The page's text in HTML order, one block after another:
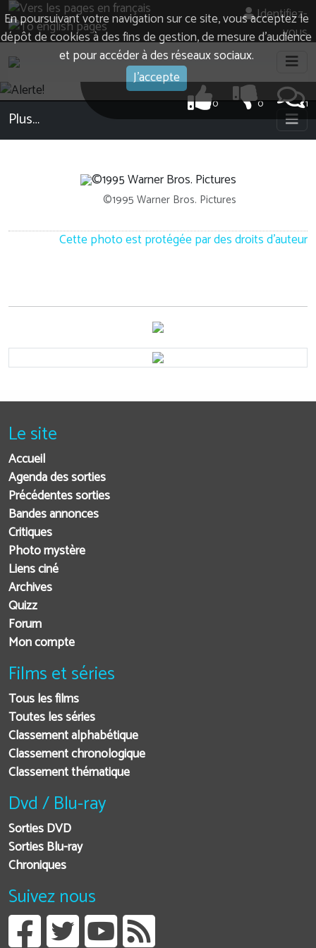
En poursuivant votre navigation sur ce site, vous acceptez le
dépôt de cookies à des fins de gestion, de mesure d’audience
et pour accéder à des réseaux sociaux.
J'accepte
Identifiez-
vous
1
0
0
Plus…
©1995 Warner Bros. Pictures
Cette photo est protégée par des droits d'auteur
Le site
Accueil
Agenda des sorties
Précédentes sorties
Bandes annonces
Critiques
Photo mystère
Liens ciné
Archives
Quizz
Forum
Mon compte
Films et séries
Tous les films
Toutes les séries
Classement alphabétique
Classement chronologique
Classement thématique
Dvd / Blu-ray
Sorties DVD
Sorties Blu-ray
Chroniques
Suivez nous